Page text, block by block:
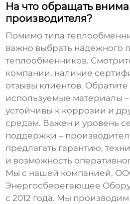
На что обращать
производителя?
Помимо типа
важно выбрать надежного
теплообменников.
компании, наличие
отзывы клиентов.
используемые материалы
устойчивы к коррозии и
средам. Важен и уровень
поддержки –
предлагать гарантию,
и возможность
Мы с нашей компанией,
Энергосберегающее
с 2012 года. Мы